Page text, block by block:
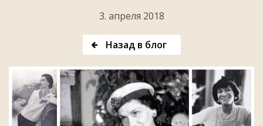
3. апреля 2018
Назад в блог